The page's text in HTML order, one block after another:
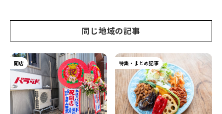
同じ地域の記事
開店 特集・まとめ記事